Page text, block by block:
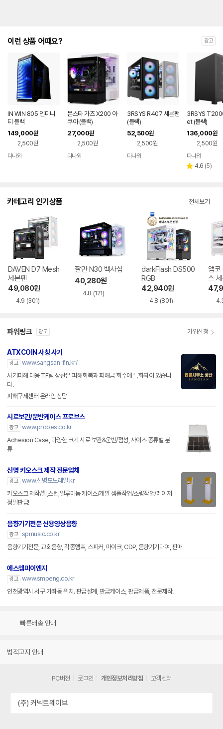
이런 상품 어때요? 광고
IN WIN 805 인피니
티 블랙
149,000원
2,500원
다나와
몬스타 가츠 X200 아
쿠아 (블랙)
27,000원
2,500원
다나와
3RSYS R407 세븐팬
(블랙)
52,500원
2,500원
다나와
3RSYS
et (블랙)
136,000원
2,500원
페이
다나와
별 4.6 리
(5)
카테고리 인기상품 전체보기
DAVEN D7 Mesh
세븐팬
49,080원
4.9 (301)
잘만 N30 백사십
40,280원
4.8 (121)
darkFlash DS500
RGB
42,940원
4.8 (801)
앱코
스
파워링크 광고 가입신청
ATXCOIN 사칭 사기
광고 www.sangsan-fin.kr/
사기피해 대응 TF팀 상산은 피해회복과 피해금 회수에 특화되어 있습니
다.
피해구제센터 온라인 상담
시료보관/운반케이스 프로브스
광고 www.probes.co.kr
Adhesion Case, 다양한 크기 시료 보관&운반/점성, 사이즈 종류별 분
류
신명 키오스크 제작 전문업체
광고 www.신명모노레일.kr
키오스크 제작/철,스텐,알루미늄 케이스/개발 샘플작업/소량작업/레이저
정밀판금!
음향기기전문 신용영상음향
광고 spmusic.co.kr
음향기기전문, 교회음향, 각종앰프, 스피커, 마이크, CDP, 음향기기대여, 판매
에스엠피이엔지
광고 www.smpeng.co.kr
인천광역시 서구 가좌동 위치. 판금설계, 판금케이스, 판금제품, 전문제작.
빠른배송 안내
법적고지 안내
PC버전 로그인 개인정보처리방침 고객센터
(주) 커넥트웨이브